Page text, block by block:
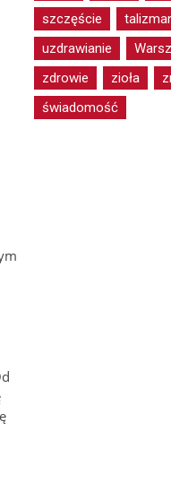
szczęście
uzdrawianie
zdrowie
zioła
świadomość